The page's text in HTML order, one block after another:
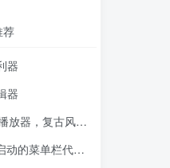
荐
器
器
复古风格音乐体验
菜单栏代理工具